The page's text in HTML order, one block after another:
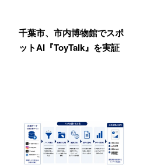
千葉市、市内博物館でスポ
ットAI『ToyTalk』を実証